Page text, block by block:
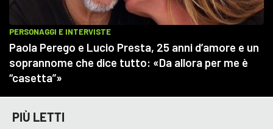
PIÙ LETTI